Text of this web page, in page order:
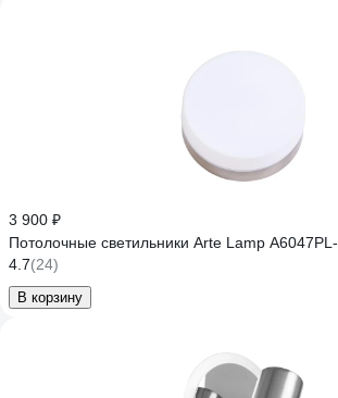
3 900 ₽
Потолочные светильники Arte Lamp
4.7(24)
В корзину